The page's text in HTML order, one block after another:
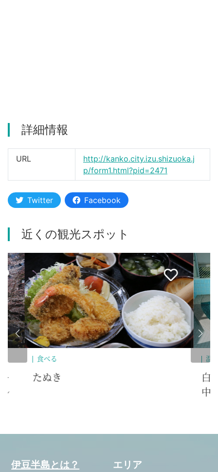
詳細情報
URL
http://kanko.city.izu.shizuoka.j
p/form1.html?pid=2471
Twitter Facebook
近くの観光スポット
温泉
白岩の湯（設備故障により休業
遊
生
伊豆半島とは？
エリア